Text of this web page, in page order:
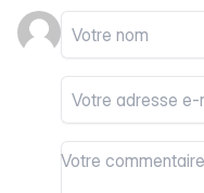
Votre nom
Votre email
Votre commentaire
Votre commentaire